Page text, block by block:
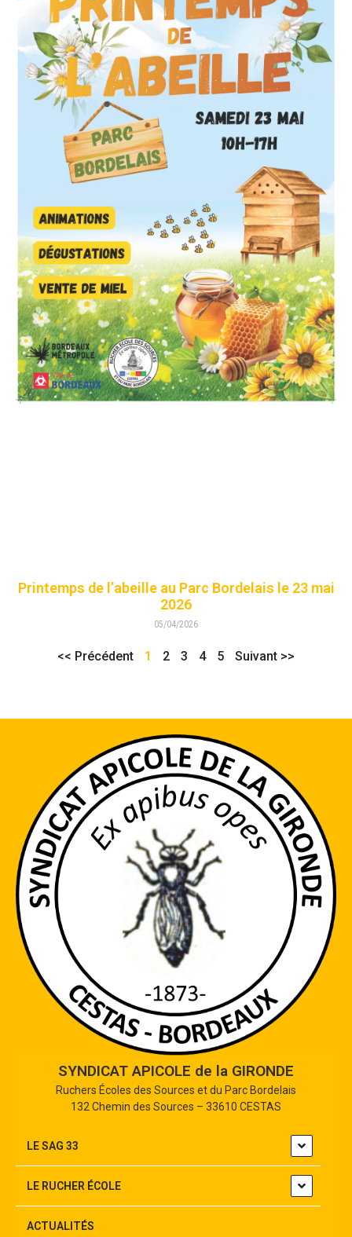
Printemps de l’abeille au Parc Bordelais le 23 mai
2026
05/04/2026
<< Précédent 1 2 3 4 5 Suivant >>
SYNDICAT APICOLE de la GIRONDE
Ruchers Écoles des Sources et du Parc Bordelais
132 Chemin des Sources – 33610 CESTAS
LE SAG 33
LE RUCHER ÉCOLE
ACTUALITÉS